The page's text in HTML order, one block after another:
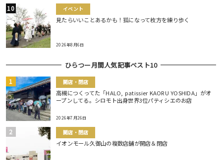
イベント
見たらいいことあるかも！狐になって枚方を練り歩く
2026年8月6日
ひらつー月間人気記事ベスト10
開店・閉店
高槻につくってた「HALO, patissier KAORU YOSHIDA」がオ
ープンしてる。シロモト出身世界3位パティシエのお店
2026年7月26日
開店・閉店
イオンモール久御山の複数店舗が開店＆閉店